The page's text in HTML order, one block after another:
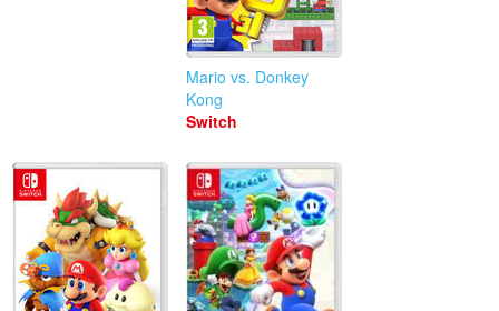
Mario vs. Donkey
Kong
Switch